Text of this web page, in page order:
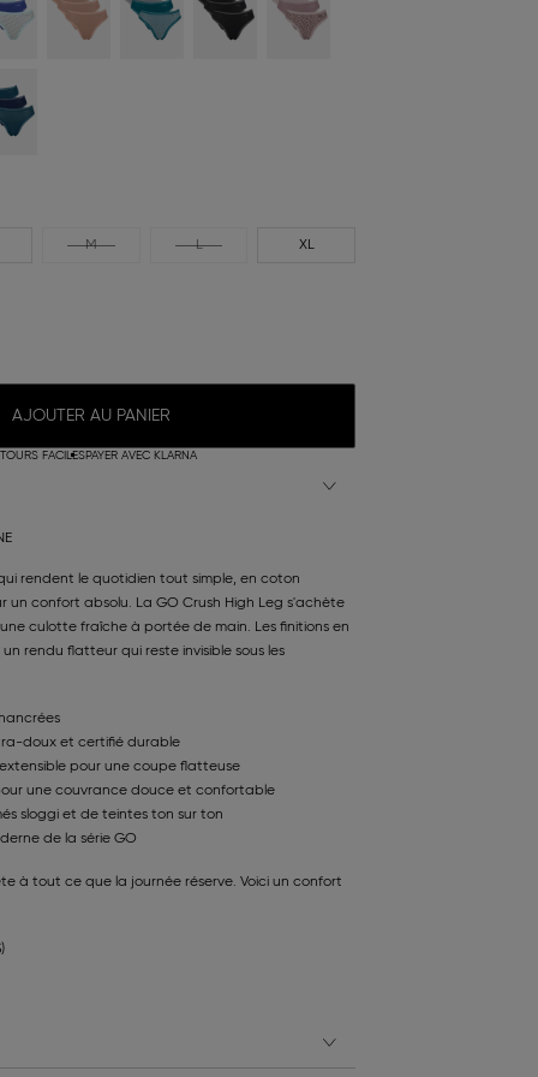
M L XL
AJOUTER AU PANIER
FACILESPAYER AVEC KLARNA
rendent le quotidien tout simple, en coton
un confort absolu. La GO Crush High Leg s'achète
culotte fraîche à portée de main. Les finitions en
rendu flatteur qui reste invisible sous les
doux et certifié durable
pour une coupe flatteuse
une couvrance douce et confortable
sloggi et de teintes ton sur ton
de la série GO
à tout ce que la journée réserve. Voici un confort